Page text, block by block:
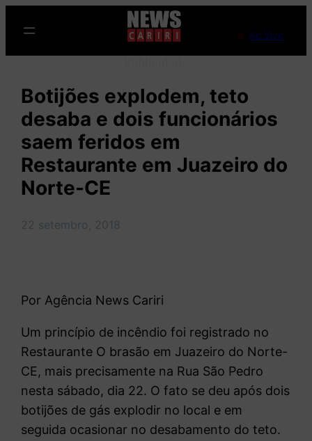
para
o
Ao Vivo
Botijões explodem, teto
desaba e dois funcionários
saem feridos em
Restaurante em Juazeiro do
Norte-CE
22 setembro, 2018
Por Agência News Cariri
Um princípio de incêndio foi registrado no
Restaurante O brasão em Juazeiro do Norte-
CE, mais precisamente na Rua São Pedro
nesta sábado, dia 22. O fato se deu após dois
botijões de gás explodir no local e em
seguida ocasionar no desabamento do teto.